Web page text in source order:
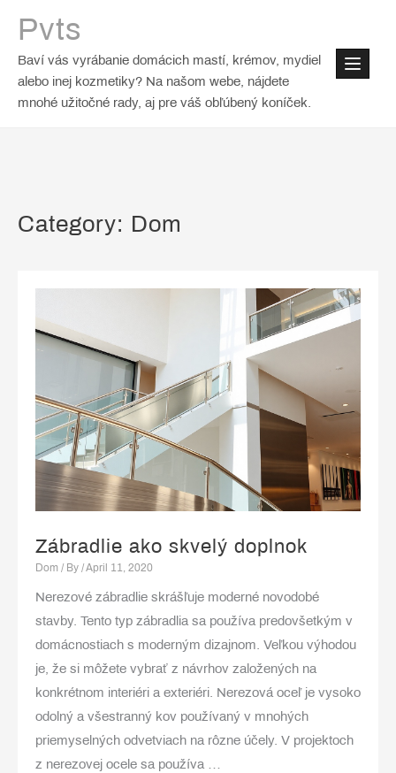
Pvts
Baví vás vyrábanie domácich mastí, krémov, mydiel
alebo inej kozmetiky? Na našom webe, nájdete
mnohé užitočné rady, aj pre váš obľúbený koníček.
Category: Dom
Zábradlie ako skvelý doplnok
Dom / By /April 11, 2020
Nerezové zábradlie skrášľuje moderné novodobé
stavby. Tento typ zábradlia sa používa predovšetkým v
domácnostiach s moderným dizajnom. Veľkou výhodou
je, že si môžete vybrať z návrhov založených na
konkrétnom interiéri a exteriéri. Nerezová oceľ je vysoko
odolný a všestranný kov používaný v mnohých
priemyselných odvetviach na rôzne účely. V projektoch
z nerezovej ocele sa používa …